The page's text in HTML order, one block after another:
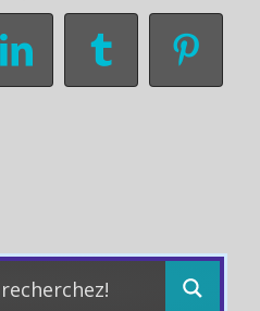
LinkedInTumblr